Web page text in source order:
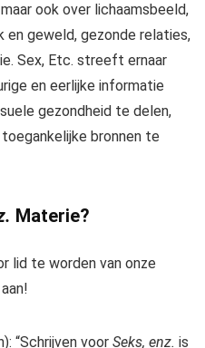
ook over lichaamsbeeld,
en geweld, gezonde relaties,
Sex, Etc. streeft ernaar
en eerlijke informatie
gezondheid te delen,
bronnen te
Materie?
lid te worden van onze
“Schrijven voor Seks, enz. is